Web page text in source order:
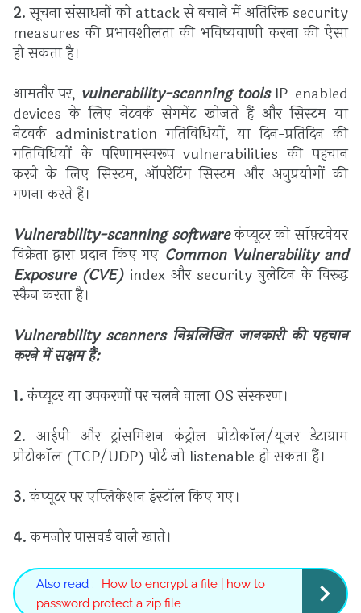
2.सूचना संसाधनों को attack से बचाने में अतिरिक्त security
measures की प्रभावशीलता की भविष्यवाणी करना की ऐसा
हो सकता है।
आमतौर पर, vulnerability-scanning toolsIP-enabled
devices के लिए नेटवर्क सेगमेंट खोजते हैं और सिस्टम या
नेटवर्क administration गतिविधियों, या दिन-प्रतिदिन की
गतिविधियों के परिणामस्वरूप vulnerabilities की पहचान
करने के लिए सिस्टम, ऑपरेटिंग सिस्टम और अनुप्रयोगों की
गणना करते हैं।
Vulnerability-scanning softwareकंप्यूटर को सॉफ़्टवेयर
विक्रेता द्वारा प्रदान किए गए Common Vulnerability and
Exposure (CVE)index और security बुलेटिन के विरुद्ध
स्कैन करता है।
Vulnerability scanners निम्नलिखित जानकारी की पहचान
करने में सक्षम हैं:
1.कंप्यूटर या उपकरणों पर चलने वाला OS संस्करण।
2. आईपी ​​और ट्रांसमिशन कंट्रोल प्रोटोकॉल/यूजर डेटाग्राम
प्रोटोकॉल (TCP/UDP) पोर्ट जो listenable हो सकता हैं।
3.कंप्यूटर पर एप्लिकेशन इंस्टॉल किए गए।
4.कमजोर पासवर्ड वाले खाते।
Also read :
How to encrypt a file | how to
password protect a zip file